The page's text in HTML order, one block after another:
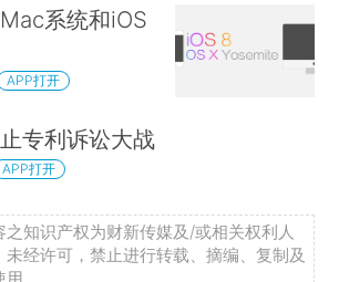
系统和iOS
APP打开
专利诉讼大战
APP打开
之知识产权为财新传媒及/或相关权利人
经许可，禁止进行转载、摘编、复制及